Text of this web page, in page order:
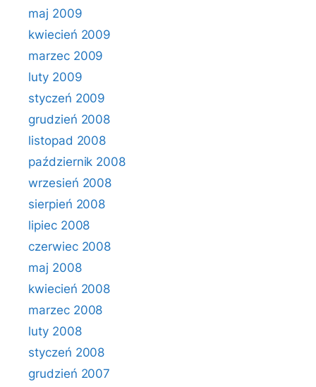
maj 2009
kwiecień 2009
marzec 2009
luty 2009
styczeń 2009
grudzień 2008
listopad 2008
październik 2008
wrzesień 2008
sierpień 2008
lipiec 2008
czerwiec 2008
maj 2008
kwiecień 2008
marzec 2008
luty 2008
styczeń 2008
grudzień 2007